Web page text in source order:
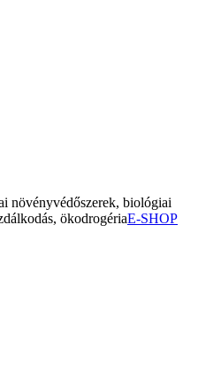
növényvédőszerek, biológiai
ökodrogériaE-SHOP